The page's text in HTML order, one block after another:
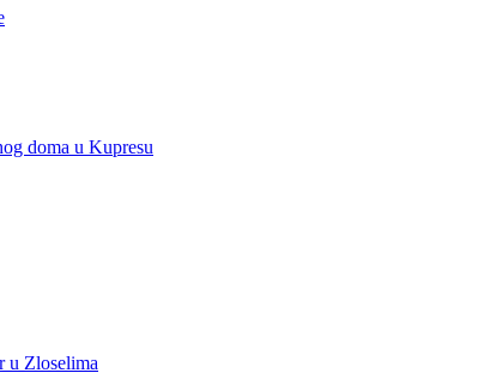
doma u Kupresu
u Zloselima